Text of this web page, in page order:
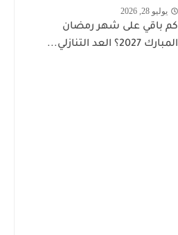
يوليو 28, 2026
كم باقي على شهر رمضان
المبارك 2027؟ العد التنازلي...